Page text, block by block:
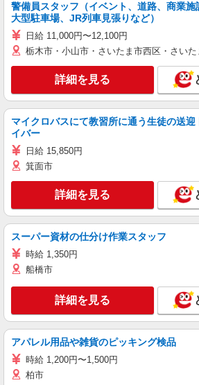
警備員スタッフ（イベント、道路、商業施
大型駐車場、JR列車見張りなど）
日給 11,000円〜12,100円
栃木市・小山市・さいたま市西区・さい
詳細を見る
マイクロバスにて教習所に通う生徒の送迎
イバー
日給 15,850円
箕面市
詳細を見る
スーパー資材の仕分け作業スタッフ
時給 1,350円
船橋市
詳細を見る
アパレル用品や雑貨のピッキング検品
時給 1,200円〜1,500円
柏市